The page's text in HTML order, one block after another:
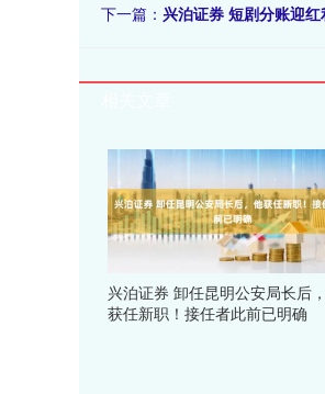
下一篇： 兴泊证券 短剧分账迎
兴泊证券 卸任昆明公安局长后
获任新职！接任者此前已明确